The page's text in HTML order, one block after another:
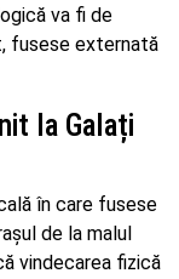
va fi de
fusese externată
la Galați
în care fusese
de la malul
vindecarea fizică